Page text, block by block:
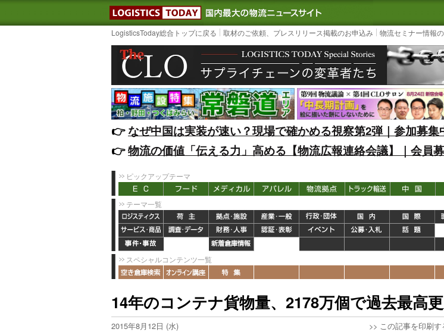
LOGISTICS TODAY｜国内最大の物流ニュースサイト
3PL, SCMな
LogisticsToday総合トップに戻る 取材のご依頼、プレスリリース掲載のお申込み 物流セミナー情報
👉️なぜ中国は実装が速い？現場で確かめる視察第2弾｜参加募集
👉️物流の価値「伝える力」高める【物流広報連絡会議】｜会員
ピックアップテーマ
テーマ一覧
スペシャルコンテンツ一覧
14年のコンテナ貨物量、2178万個で過去最高
2015年8月12日 (水) >> この記事を印刷す